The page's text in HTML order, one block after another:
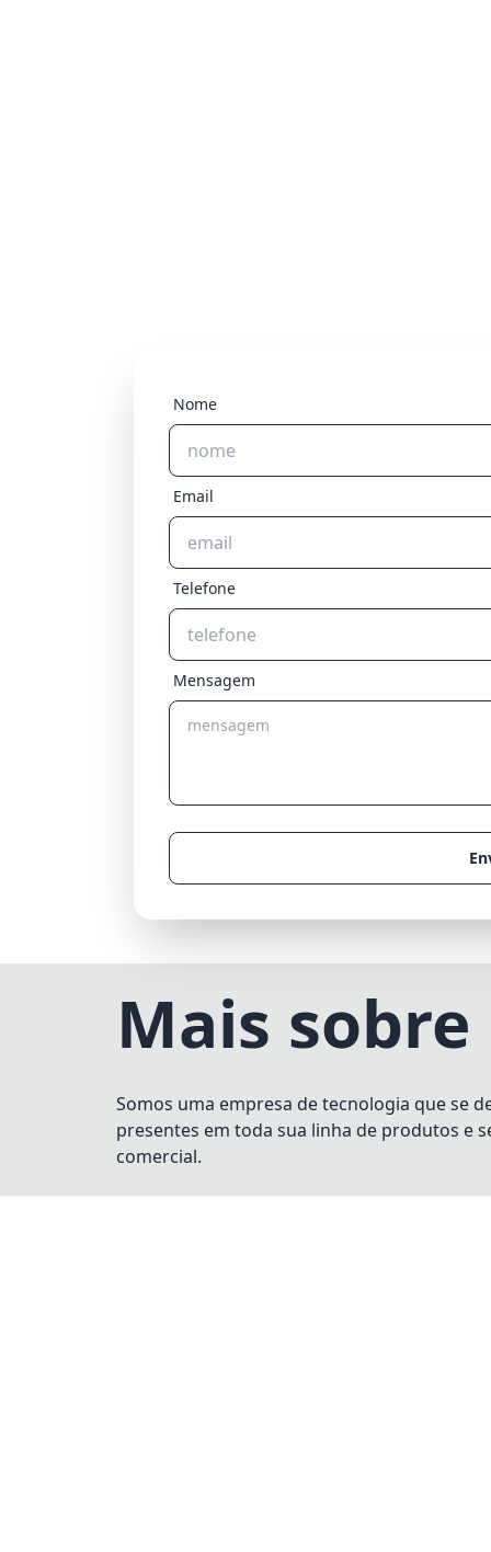
Nome
Email
Telefone
Mensagem
Mais
Somos uma empresa de tecnologia que se
presentes em toda sua linha de produtos e
comercial.